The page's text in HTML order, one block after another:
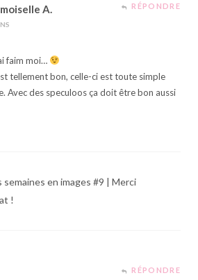
A. RÉPONDRE
faim moi…
tellement bon, celle-ci est toute simple
Avec des speculoos ça doit être bon aussi
semaines en images #9 | Merci
!
RÉPONDRE